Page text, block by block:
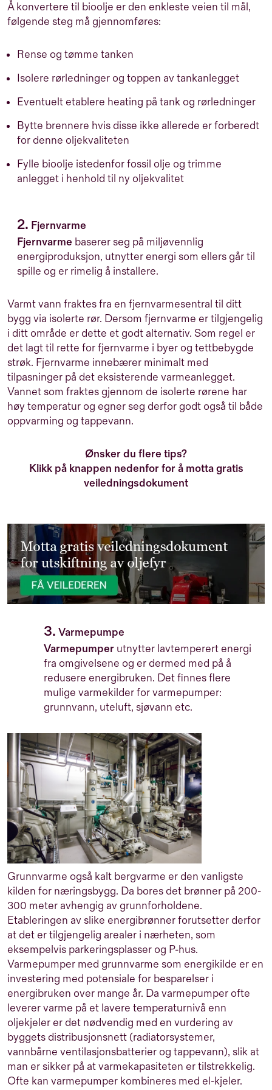
Å konvertere til bioolje er den enkleste veien til mål,
følgende steg må gjennomføres:
Rense og tømme tanken
Isolere rørledninger og toppen av tankanlegget
Eventuelt etablere heating på tank og rørledninger
Bytte brennere hvis disse ikke allerede er forberedt
for denne oljekvaliteten
Fylle bioolje istedenfor fossil olje og trimme
anlegget i henhold til ny oljekvalitet
2. Fjernvarme
Fjernvarme baserer seg på miljøvennlig
energiproduksjon, utnytter energi som ellers går til
spille og er rimelig å installere.
Varmt vann fraktes fra en fjernvarmesentral til ditt
bygg via isolerte rør. Dersom fjernvarme er tilgjengelig
i ditt område er dette et godt alternativ. Som regel er
det lagt til rette for fjernvarme i byer og tettbebygde
strøk. Fjernvarme innebærer minimalt med
tilpasninger på det eksisterende varmeanlegget.
Vannet som fraktes gjennom de isolerte rørene har
høy temperatur og egner seg derfor godt også til både
oppvarming og tappevann.
Ønsker du flere tips?
Klikk på knappen nedenfor for å motta gratis
veiledningsdokument
3. Varmepumpe
Varmepumper utnytter lavtemperert energi
fra omgivelsene og er dermed med på å
redusere energibruken. Det finnes flere
mulige varmekilder for varmepumper:
grunnvann, uteluft, sjøvann etc.
Grunnvarme også kalt bergvarme er den vanligste
kilden for næringsbygg. Da bores det brønner på 200-
300 meter avhengig av grunnforholdene.
Etableringen av slike energibrønner forutsetter derfor
at det er tilgjengelig arealer i nærheten, som
eksempelvis parkeringsplasser og P-hus.
Varmepumper med grunnvarme som energikilde er en
investering med potensiale for besparelser i
energibruken over mange år. Da varmepumper ofte
leverer varme på et lavere temperaturnivå enn
oljekjeler er det nødvendig med en vurdering av
byggets distribusjonsnett (radiatorsystemer,
vannbårne ventilasjonsbatterier og tappevann), slik at
man er sikker på at varmekapasiteten er tilstrekkelig.
Ofte kan varmepumper kombineres med el-kjeler.